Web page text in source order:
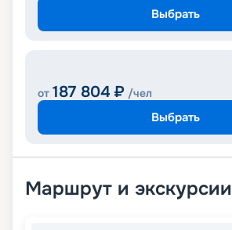
Выбрать
от 187 804 ₽ /чел
Выбрать
Маршрут и экскурсии